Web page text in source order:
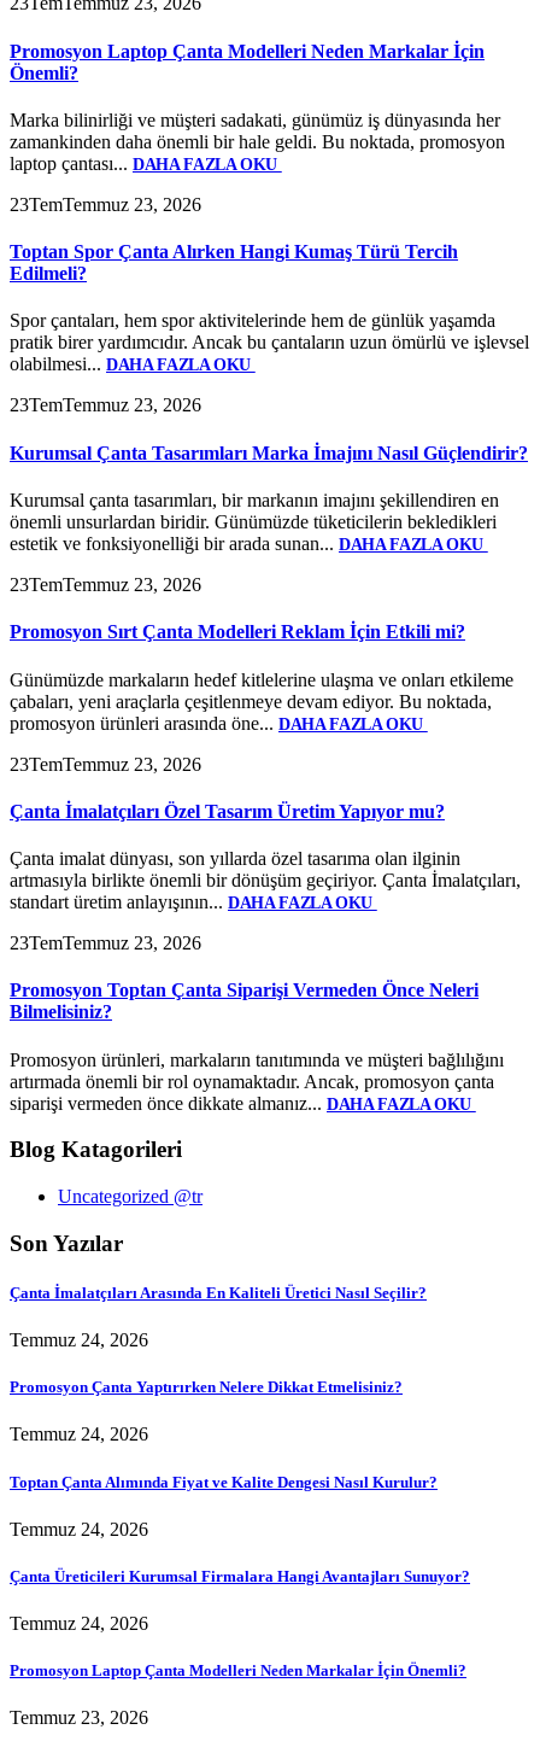
Promosyon Laptop Çanta Modelleri Neden Markalar İçin
Önemli?
Marka bilinirliği ve müşteri sadakati, günümüz iş dünyasında her
zamankinden daha önemli bir hale geldi. Bu noktada, promosyon
laptop çantası... DAHA FAZLA OKU
23TemTemmuz 23, 2026
Toptan Spor Çanta Alırken Hangi Kumaş Türü Tercih
Edilmeli?
Spor çantaları, hem spor aktivitelerinde hem de günlük yaşamda
pratik birer yardımcıdır. Ancak bu çantaların uzun ömürlü ve işlevsel
olabilmesi... DAHA FAZLA OKU
23TemTemmuz 23, 2026
Kurumsal Çanta Tasarımları Marka İmajını Nasıl Güçlendirir?
Kurumsal çanta tasarımları, bir markanın imajını şekillendiren en
önemli unsurlardan biridir. Günümüzde tüketicilerin bekledikleri
estetik ve fonksiyonelliği bir arada sunan... DAHA FAZLA OKU
23TemTemmuz 23, 2026
Promosyon Sırt Çanta Modelleri Reklam İçin Etkili mi?
Günümüzde markaların hedef kitlelerine ulaşma ve onları etkileme
çabaları, yeni araçlarla çeşitlenmeye devam ediyor. Bu noktada,
promosyon ürünleri arasında öne... DAHA FAZLA OKU
23TemTemmuz 23, 2026
Çanta İmalatçıları Özel Tasarım Üretim Yapıyor mu?
Çanta imalat dünyası, son yıllarda özel tasarıma olan ilginin
artmasıyla birlikte önemli bir dönüşüm geçiriyor. Çanta İmalatçıları,
standart üretim anlayışının... DAHA FAZLA OKU
23TemTemmuz 23, 2026
Promosyon Toptan Çanta Siparişi Vermeden Önce Neleri
Bilmelisiniz?
Promosyon ürünleri, markaların tanıtımında ve müşteri bağlılığını
artırmada önemli bir rol oynamaktadır. Ancak, promosyon çanta
siparişi vermeden önce dikkate almanız... DAHA FAZLA OKU
Blog Katagorileri
Uncategorized @tr
Son Yazılar
Çanta İmalatçıları Arasında En Kaliteli Üretici Nasıl Seçilir?
Temmuz 24, 2026
Promosyon Çanta Yaptırırken Nelere Dikkat Etmelisiniz?
Temmuz 24, 2026
Toptan Çanta Alımında Fiyat ve Kalite Dengesi Nasıl Kurulur?
Temmuz 24, 2026
Çanta Üreticileri Kurumsal Firmalara Hangi Avantajları Sunuyor?
Temmuz 24, 2026
Promosyon Laptop Çanta Modelleri Neden Markalar İçin Önemli?
Temmuz 23, 2026